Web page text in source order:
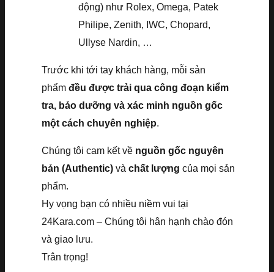
động) như Rolex, Omega, Patek
Philipe, Zenith, IWC, Chopard,
Ullyse Nardin, …
Trước khi tới tay khách hàng, mỗi sản
phẩm đều được trải qua công đoạn kiểm
tra, bảo dưỡng và xác minh nguồn gốc
một cách chuyên nghiệp.
Chúng tôi cam kết về nguồn gốc nguyên
bản (Authentic) và chất lượng của mọi sản
phẩm.
Hy vọng bạn có nhiều niềm vui tại
24Kara.com – Chúng tôi hân hạnh chào đón
và giao lưu.
Trân trọng!